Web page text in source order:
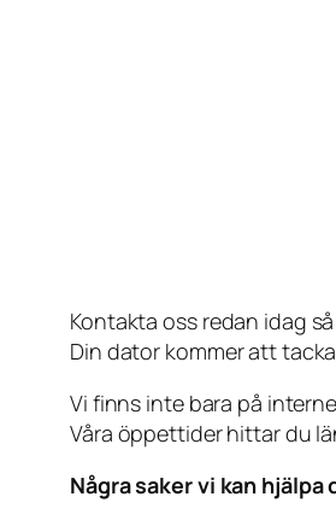
Kontakta oss redan idag
Din dator kommer att
Vi finns inte bara på
Våra öppettider hittar du
Några saker vi kan hjälpa